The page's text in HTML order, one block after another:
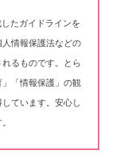
たガイドラインを
情報保護法などの
るものです。とら
「情報保護」の観
ています。安心し